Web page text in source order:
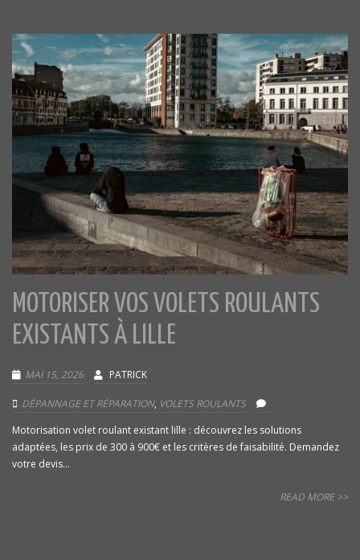
MOTORISER VOS VOLETS ROULANTS
EXISTANTS À LILLE
MAI 15, 2026 PATRICK
DÉPANNAGE ET RÉPARATION, VOLETS ROULANTS
Motorisation volet roulant existant lille : découvrez les solutions
adaptées, les prix de 300 à 900€ et les critères de faisabilité. Demandez
votre devis...
READ MORE >>